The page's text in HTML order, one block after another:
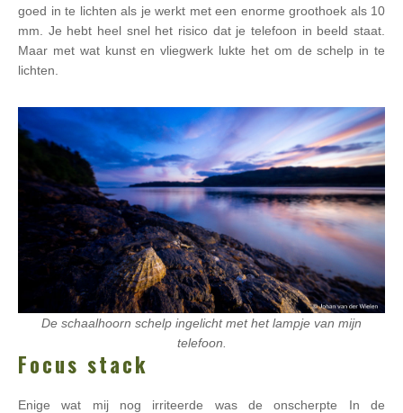
goed in te lichten als je werkt met een enorme groothoek als 10
mm. Je hebt heel snel het risico dat je telefoon in beeld staat.
Maar met wat kunst en vliegwerk lukte het om de schelp in te
lichten.
De schaalhoorn schelp ingelicht met het lampje van mijn
telefoon.
Focus stack
Enige wat mij nog irriteerde was de onscherpte In de